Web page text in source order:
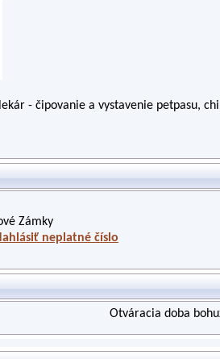
- čipovanie a vystavenie petpasu,
Zámky
neplatné číslo
Otváracia doba